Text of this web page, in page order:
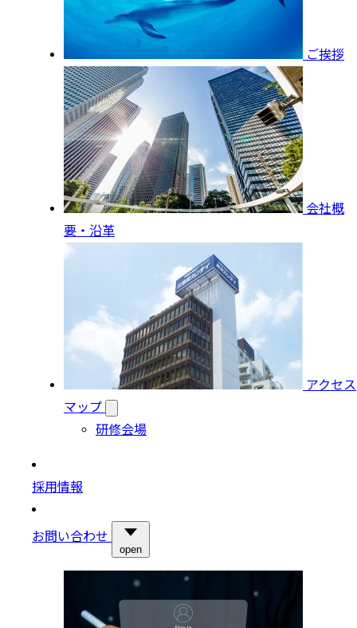
ご挨拶
会社概
要・沿革
アクセス
マップ
研修会場
採用情報
お問い合わせ
open